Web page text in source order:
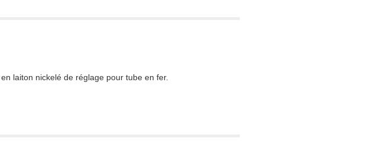
laiton nickelé de réglage pour tube en fer.